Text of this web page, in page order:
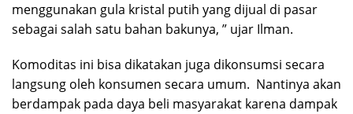
menggunakan gula kristal putih yang dijual di pasar
sebagai salah satu bahan bakunya, ” ujar Ilman.
Komoditas ini bisa dikatakan juga dikonsumsi secara
langsung oleh konsumen secara umum. Nantinya akan
berdampak pada daya beli masyarakat karena dampak